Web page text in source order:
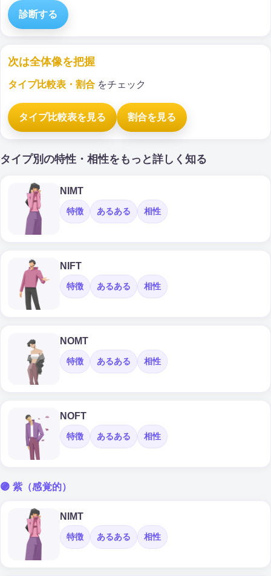
診断する
次は全体像を把握
タイプ比較表・割合 をチェック
タイプ比較表を見る 割合を見る
タイプ別の特性・相性をもっと詳しく知る
NIMT
特徴 あるある 相性
NIFT
特徴 あるある 相性
NOMT
特徴 あるある 相性
NOFT
特徴 あるある 相性
🟣 紫（感覚的）
NIMT
特徴 あるある 相性